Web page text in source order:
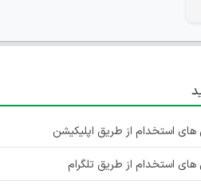
۲ سال پیش
استخدام از طریق اپلیکیشن
استخدام از طریق تلگرام